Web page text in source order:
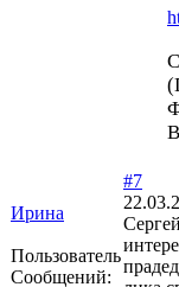
Ирина
Пользователь
Сообщений:
#7